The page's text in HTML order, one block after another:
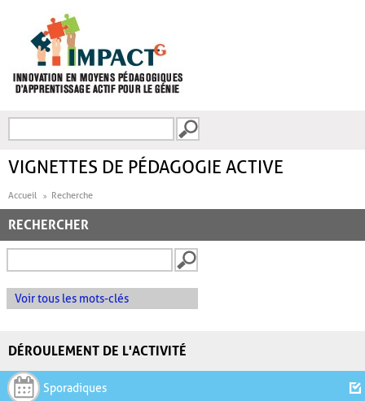
FORMULAIRE DE
VIGNETTES DE PÉDAGOGIE ACTIVE
Accueil Recherche
RECHERCHER
Voir tous les mots-clés
DÉROULEMENT DE L'ACTIVITÉ
Sporadiques